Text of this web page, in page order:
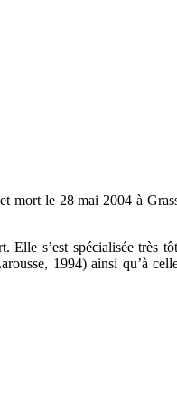
mort le 28 mai 2004 à
Elle s’est spécialisée très
1994) ainsi qu’à